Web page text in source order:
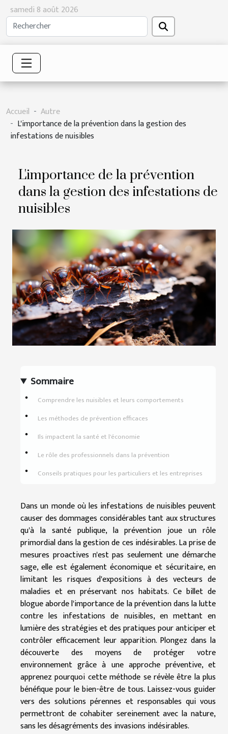
samedi 8 août 2026
Accueil
Autre
L'importance de la prévention dans la gestion des
infestations de nuisibles
L'importance de la prévention
dans la gestion des infestations de
nuisibles
Sommaire
Comprendre les nuisibles et leurs comportements
Les méthodes de prévention efficaces
Ils impactent la santé et l'économie
Le rôle des professionnels dans la prévention
Conseils pratiques pour les particuliers et les entreprises
Dans un monde où les infestations de nuisibles peuvent
causer des dommages considérables tant aux structures
qu'à la santé publique, la prévention joue un rôle
primordial dans la gestion de ces indésirables. La prise de
mesures proactives n'est pas seulement une démarche
sage, elle est également économique et sécuritaire, en
limitant les risques d'expositions à des vecteurs de
maladies et en préservant nos habitats. Ce billet de
blogue aborde l'importance de la prévention dans la lutte
contre les infestations de nuisibles, en mettant en
lumière des stratégies et des pratiques pour anticiper et
contrôler efficacement leur apparition. Plongez dans la
découverte des moyens de protéger votre
environnement grâce à une approche préventive, et
apprenez pourquoi cette méthode se révèle être la plus
bénéfique pour le bien-être de tous. Laissez-vous guider
vers des solutions pérennes et responsables qui vous
permettront de cohabiter sereinement avec la nature,
sans les désagréments des invasions indésirables.